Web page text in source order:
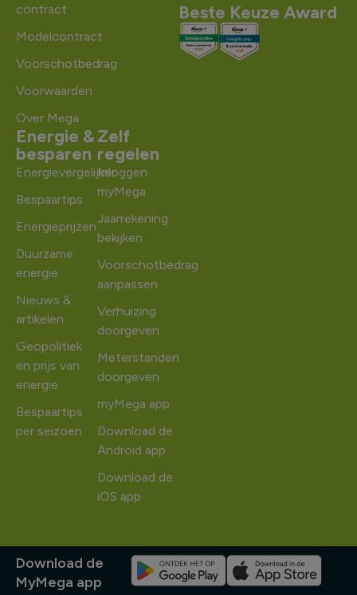
contract
Modelcontract
Voorschotbedrag
Voorwaarden
Over Mega
Energie &
besparen
Energievergelijker
Bespaartips
Energieprijzen
Duurzame
energie
Nieuws &
artikelen
Geopolitiek
en prijs van
energie
Bespaartips
per seizoen
Zelf
regelen
Inloggen
myMega
Jaarrekening
bekijken
Voorschotbedrag
aanpassen
Verhuizing
doorgeven
Meterstanden
doorgeven
myMega app
Download de
Android app
Download de
iOS app
Beste Keuze Award
Download de
MyMega app